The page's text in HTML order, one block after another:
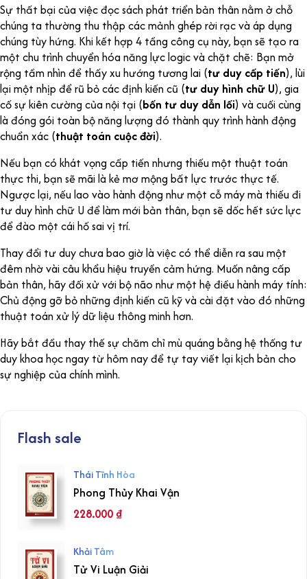
Sự thất bại của việc đọc sách phát triển bản thân nằm ở chỗ
chúng ta thường thu thập các mảnh ghép rời rạc và áp dụng
chúng tùy hứng. Khi kết hợp 4 tầng công cụ này, bạn sẽ tạo ra
một chu trình chuyển hóa năng lực logic và chặt chẽ: Bạn mở
rộng tầm nhìn để thấy xu hướng tương lai (tư duy cấp tiến), lùi
lại một nhịp để rũ bỏ các định kiến cũ (tư duy hình chữ U), gia
cố sự kiên cường của nội tại (bốn tư duy dẫn lối) và cuối cùng
là đóng gói toàn bộ năng lượng đó thành quy trình hành động
chuẩn xác (thuật toán cuộc đời).
Nếu bạn có khát vọng cấp tiến nhưng thiếu một thuật toán
thực thi, bạn sẽ mãi là kẻ mơ mộng bất lực trước thực tế.
Ngược lại, nếu lao vào hành động như một cỗ máy mà thiếu đi
tư duy hình chữ U để làm mới bản thân, bạn sẽ dốc hết sức lực
để đào một cái hố sai vị trí.
Thay đổi tư duy chưa bao giờ là việc có thể diễn ra sau một
đêm nhờ vài câu khẩu hiệu truyền cảm hứng. Muốn nâng cấp
bản thân, hãy đối xử với bộ não như một hệ điều hành máy tính:
Chủ động gỡ bỏ những định kiến cũ kỹ và cài đặt vào đó những
thuật toán xử lý dữ liệu thông minh hơn.
Hãy bắt đầu thay thế sự chăm chỉ mù quáng bằng hệ thống tư
duy khoa học ngay từ hôm nay để tự tay viết lại kịch bản cho
sự nghiệp của chính mình.
Flash sale
Thái Tĩnh Hòa
Phong Thủy Khai Vận
228.000₫
Khải Tâm
Tử Vi Luận Giải